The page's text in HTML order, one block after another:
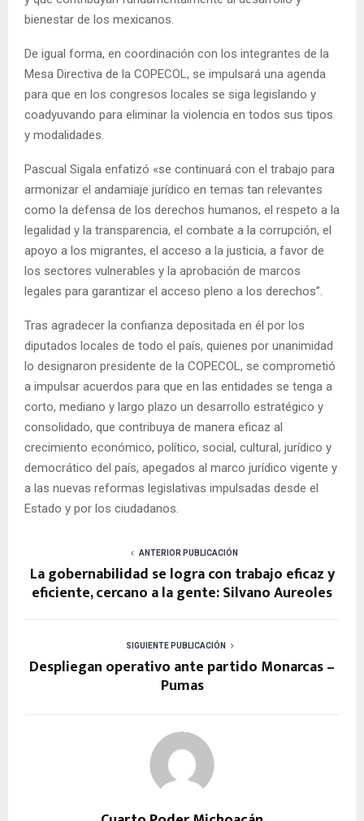
bienestar de los mexicanos.
De igual forma, en coordinación con los integrantes de la
Mesa Directiva de la COPECOL, se impulsará una agenda
para que en los congresos locales se siga legislando y
coadyuvando para eliminar la violencia en todos sus tipos
y modalidades.
Pascual Sigala enfatizó «se continuará con el trabajo para
armonizar el andamiaje jurídico en temas tan relevantes
como la defensa de los derechos humanos, el respeto a la
legalidad y la transparencia, el combate a la corrupción, el
apoyo a los migrantes, el acceso a la justicia, a favor de
los sectores vulnerables y la aprobación de marcos
legales para garantizar el acceso pleno a los derechos”.
Tras agradecer la confianza depositada en él por los
diputados locales de todo el país, quienes por unanimidad
lo designaron presidente de la COPECOL, se comprometió
a impulsar acuerdos para que en las entidades se tenga a
corto, mediano y largo plazo un desarrollo estratégico y
consolidado, que contribuya de manera eficaz al
crecimiento económico, político, social, cultural, jurídico y
democrático del país, apegados al marco jurídico vigente y
a las nuevas reformas legislativas impulsadas desde el
Estado y por los ciudadanos.
ANTERIOR PUBLICACIÓN
La gobernabilidad se logra con trabajo eficaz y
eficiente, cercano a la gente: Silvano Aureoles
SIGUIENTE PUBLICACIÓN
Despliegan operativo ante partido Monarcas –
Pumas